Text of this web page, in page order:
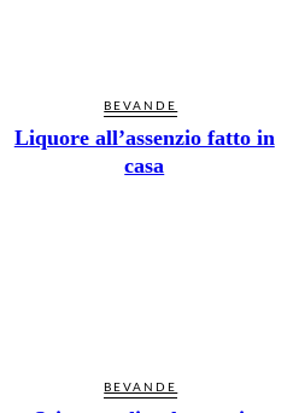
BEVANDE
Liquore all’assenzio fatto in
casa
BEVANDE